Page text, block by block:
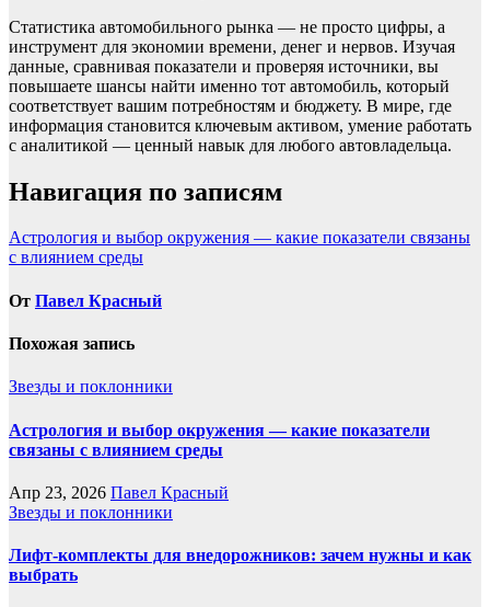
Статистика автомобильного рынка — не просто цифры, а
инструмент для экономии времени, денег и нервов. Изучая
данные, сравнивая показатели и проверяя источники, вы
повышаете шансы найти именно тот автомобиль, который
соответствует вашим потребностям и бюджету. В мире, где
информация становится ключевым активом, умение работать
с аналитикой — ценный навык для любого автовладельца.
Навигация по записям
Астрология и выбор окружения — какие показатели связаны
с влиянием среды
От Павел Красный
Похожая запись
Звезды и поклонники
Астрология и выбор окружения — какие показатели
связаны с влиянием среды
Апр 23, 2026 Павел Красный
Звезды и поклонники
Лифт-комплекты для внедорожников: зачем нужны и как
выбрать